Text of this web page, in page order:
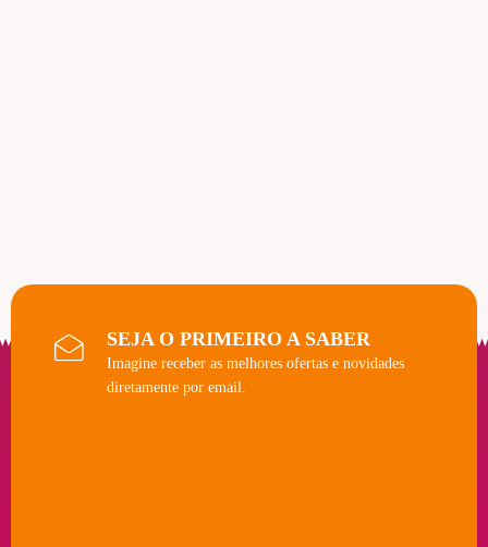
SEJA O PRIMEIRO A SABER
Imagine receber as melhores ofertas e novidades
diretamente por email.